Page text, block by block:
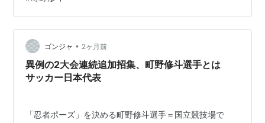
悲劇的なアクシデントとして消費しようとしている。し
かし、有事のマネジメント、あるいはリスク管理という
冷徹な視点に立つならば、これは決して「不運」の一言
で片付けられる問題ではない。能力の見込み違いなら
「戦術の好み」と言い訳もできようが、体調（コンデ
ィ…
ゴンジャ • 2ヶ月前
異例の2大会連続追加招集、町野修斗選手とは
サッカー日本代表
「忍者ポーズ」を決める町野修斗選手＝国立競技場で